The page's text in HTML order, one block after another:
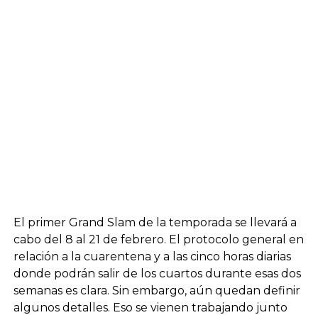
El primer Grand Slam de la temporada se llevará a
cabo del 8 al 21 de febrero. El protocolo general en
relación a la cuarentena y a las cinco horas diarias
donde podrán salir de los cuartos durante esas dos
semanas es clara. Sin embargo, aún quedan definir
algunos detalles. Eso se vienen trabajando junto